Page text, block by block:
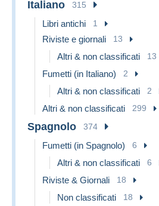
Italiano 315
Libri antichi 1
Riviste e giornali 13
Altri & non classificati 13
Fumetti (in Italiano) 2
Altri & non classificati 2
Altri & non classificati 299
Spagnolo 374
Fumetti (in Spagnolo) 6
Altri & non classificati 6
Riviste & Giornali 18
Non classificati 18